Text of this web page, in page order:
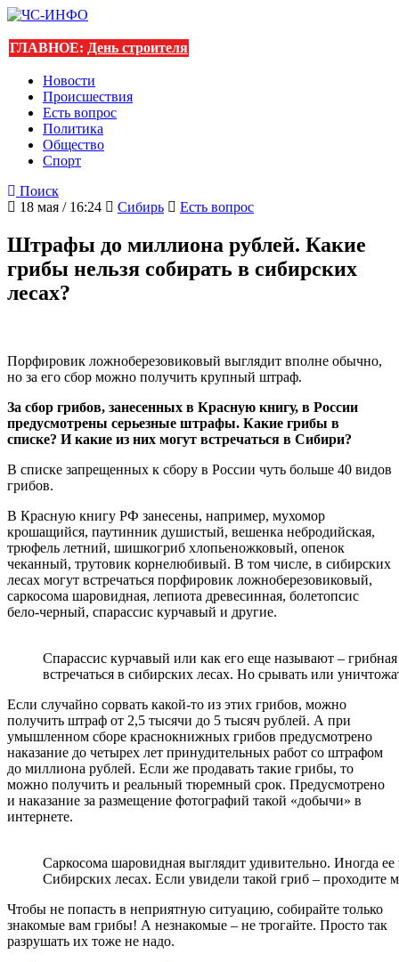
ГЛАВНОЕ: День строителя
Новости
Происшествия
Есть вопрос
Политика
Общество
Спорт
Поиск
18 мая / 16:24
Сибирь Есть вопрос
Штрафы до миллиона рублей. Какие
грибы нельзя собирать в сибирских
лесах?
Порфировик ложноберезовиковый выглядит вполне обычно,
но за его сбор можно получить крупный штраф.
За сбор грибов, занесенных в Красную книгу, в России
предусмотрены серьезные штрафы. Какие грибы в
списке? И какие из них могут встречаться в Сибири?
В списке запрещенных к сбору в России чуть больше 40 видов
грибов.
В Красную книгу РФ занесены, например, мухомор
крошащийся, паутинник душистый, вешенка небродийская,
трюфель летний, шишкогриб хлопьеножковый, опенок
чеканный, трутовик корнелюбивый. В том числе, в сибирских
лесах могут встречаться порфировик ложноберезовиковый,
саркосома шаровидная, лепиота древесинная, болетопсис
бело-черный, спарассис курчавый и другие.
Спарассис курчавый или как его еще называют –
встречаться в сибирских лесах. Но срывать или
Если случайно сорвать какой-то из этих грибов, можно
получить штраф от 2,5 тысячи до 5 тысяч рублей. А при
умышленном сборе краснокнижных грибов предусмотрено
наказание до четырех лет принудительных работ со штрафом
до миллиона рублей. Если же продавать такие грибы, то
можно получить и реальный тюремный срок. Предусмотрено
и наказание за размещение фотографий такой «добычи» в
интернете.
Саркосома шаровидная выглядит удивительно. Иногда ее
Сибирских лесах. Если увидели такой гриб – проходите
Чтобы не попасть в неприятную ситуацию, собирайте только
знакомые вам грибы! А незнакомые – не трогайте. Просто так
разрушать их тоже не надо.